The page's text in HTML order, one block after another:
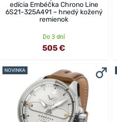
edícia Embéčka Chrono Line
6S21-325A491 – hnedý kožený
remienok
Do 3 dní
505 €
NOVINKA